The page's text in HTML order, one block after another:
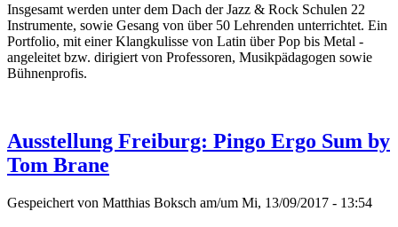
Insgesamt werden unter dem Dach der Jazz & Rock Schulen 22
Instrumente, sowie Gesang von über 50 Lehrenden unterrichtet. Ein
Portfolio, mit einer Klangkulisse von Latin über Pop bis Metal -
angeleitet bzw. dirigiert von Professoren, Musikpädagogen sowie
Bühnenprofis.
Ausstellung Freiburg: Pingo Ergo Sum by
Tom Brane
Gespeichert von Matthias Boksch am/um Mi, 13/09/2017 - 13:54